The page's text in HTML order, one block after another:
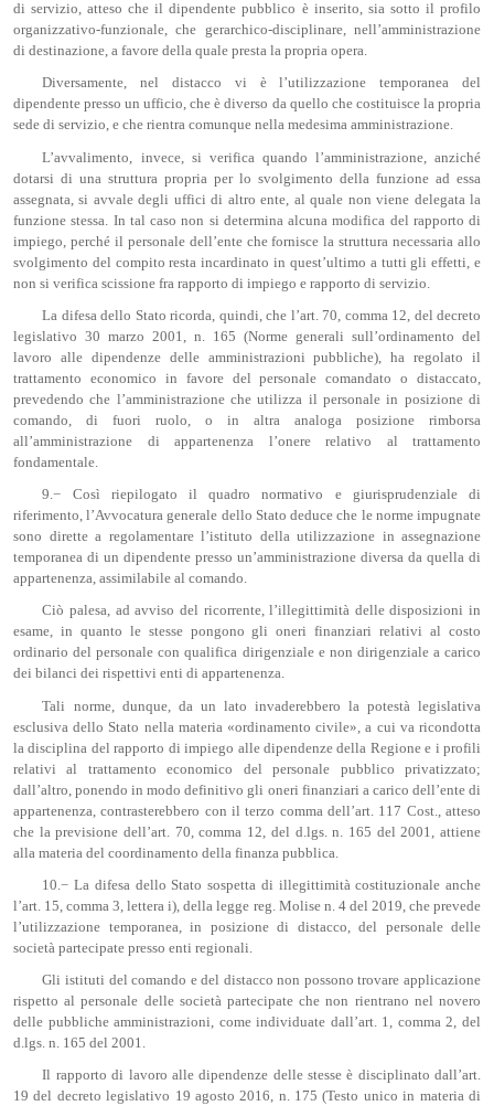
di servizio, atteso che il dipendente pubblico è inserito, sia sotto il profilo
organizzativo-funzionale, che gerarchico-disciplinare, nell’amministrazione
di destinazione, a favore della quale presta la propria opera.
Diversamente, nel distacco vi è l’utilizzazione temporanea del
dipendente presso un ufficio, che è diverso da quello che costituisce la propria
sede di servizio, e che rientra comunque nella medesima amministrazione.
L’avvalimento, invece, si verifica quando l’amministrazione, anziché
dotarsi di una struttura propria per lo svolgimento della funzione ad essa
assegnata, si avvale degli uffici di altro ente, al quale non viene delegata la
funzione stessa. In tal caso non si determina alcuna modifica del rapporto di
impiego, perché il personale dell’ente che fornisce la struttura necessaria allo
svolgimento del compito resta incardinato in quest’ultimo a tutti gli effetti, e
non si verifica scissione fra rapporto di impiego e rapporto di servizio.
La difesa dello Stato ricorda, quindi, che l’art. 70, comma 12, del decreto
legislativo 30 marzo 2001, n. 165 (Norme generali sull’ordinamento del
lavoro alle dipendenze delle amministrazioni pubbliche), ha regolato il
trattamento economico in favore del personale comandato o distaccato,
prevedendo che l’amministrazione che utilizza il personale in posizione di
comando, di fuori ruolo, o in altra analoga posizione rimborsa
all’amministrazione di appartenenza l’onere relativo al trattamento
fondamentale.
9.− Così riepilogato il quadro normativo e giurisprudenziale di
riferimento, l’Avvocatura generale dello Stato deduce che le norme impugnate
sono dirette a regolamentare l’istituto della utilizzazione in assegnazione
temporanea di un dipendente presso un’amministrazione diversa da quella di
appartenenza, assimilabile al comando.
Ciò palesa, ad avviso del ricorrente, l’illegittimità delle disposizioni in
esame, in quanto le stesse pongono gli oneri finanziari relativi al costo
ordinario del personale con qualifica dirigenziale e non dirigenziale a carico
dei bilanci dei rispettivi enti di appartenenza.
Tali norme, dunque, da un lato invaderebbero la potestà legislativa
esclusiva dello Stato nella materia «ordinamento civile», a cui va ricondotta
la disciplina del rapporto di impiego alle dipendenze della Regione e i profili
relativi al trattamento economico del personale pubblico privatizzato;
dall’altro, ponendo in modo definitivo gli oneri finanziari a carico dell’ente di
appartenenza, contrasterebbero con il terzo comma dell’art. 117 Cost., atteso
che la previsione dell’art. 70, comma 12, del d.lgs. n. 165 del 2001, attiene
alla materia del coordinamento della finanza pubblica.
10.− La difesa dello Stato sospetta di illegittimità costituzionale anche
l’art. 15, comma 3, lettera i), della legge reg. Molise n. 4 del 2019, che prevede
l’utilizzazione temporanea, in posizione di distacco, del personale delle
società partecipate presso enti regionali.
Gli istituti del comando e del distacco non possono trovare applicazione
rispetto al personale delle società partecipate che non rientrano nel novero
delle pubbliche amministrazioni, come individuate dall’art. 1, comma 2, del
d.lgs. n. 165 del 2001.
Il rapporto di lavoro alle dipendenze delle stesse è disciplinato dall’art.
19 del decreto legislativo 19 agosto 2016, n. 175 (Testo unico in materia di